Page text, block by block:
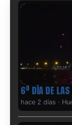
6º DÍA DE
hace 2 días ·